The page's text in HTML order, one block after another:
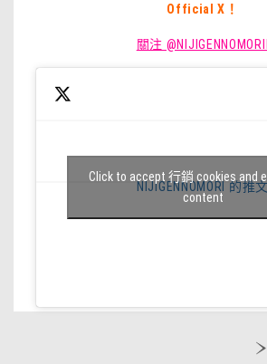
Official X！
關注 @NIJIGENNOMORII
NIJIGENNOMORI 的推文
Click to accept 行銷 cookies and
content